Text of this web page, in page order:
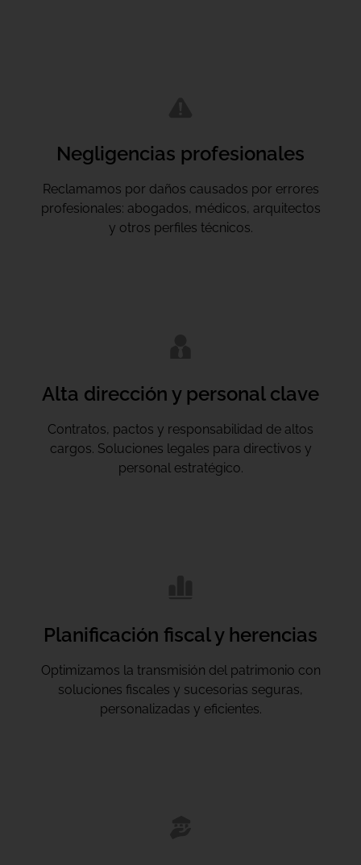
Negligencias profesionales
Reclamamos por daños causados por errores
profesionales: abogados, médicos, arquitectos
y otros perfiles técnicos.
Alta dirección y personal clave
Contratos, pactos y responsabilidad de altos
cargos. Soluciones legales para directivos y
personal estratégico.
Planificación fiscal y herencias
Optimizamos la transmisión del patrimonio con
soluciones fiscales y sucesorias seguras,
personalizadas y eficientes.